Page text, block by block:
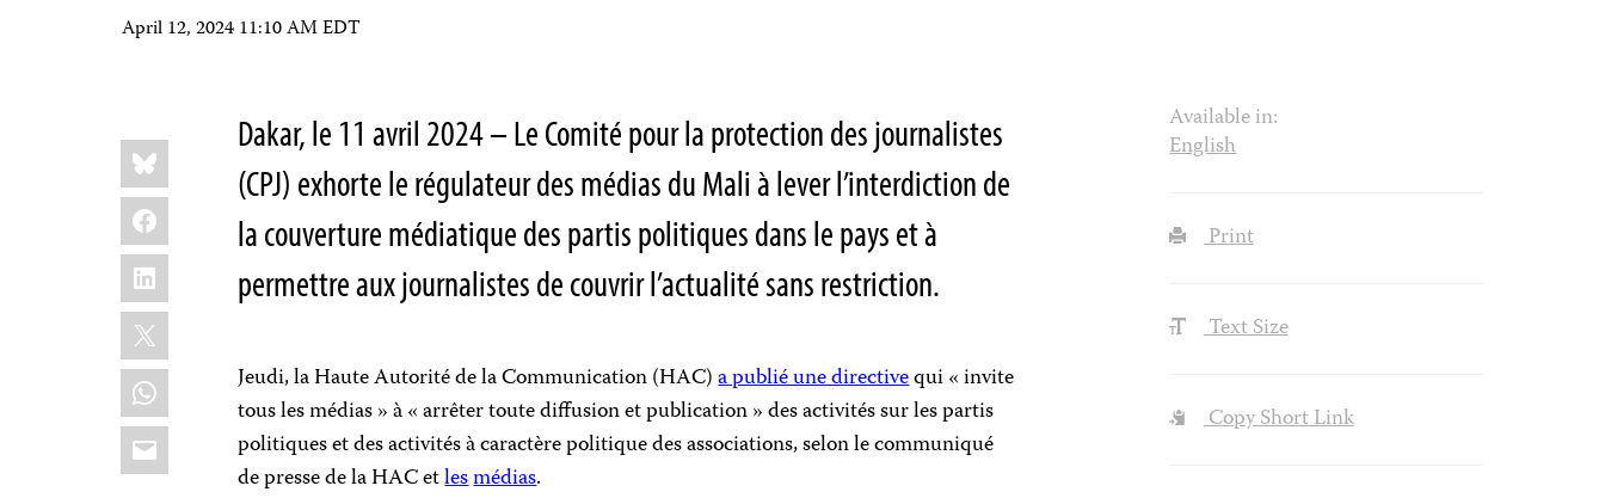
April 12, 2024 11:10 AM EDT
Share
this:
Bluesky
Facebook
LinkedIn
X
WhatsApp
Email
Dakar, le 11 avril 2024 – Le Comité pour la protection des journalistes
(CPJ) exhorte le régulateur des médias du Mali à lever l’interdiction de
la couverture médiatique des partis politiques dans le pays et à
permettre aux journalistes de couvrir l’actualité sans restriction.
Jeudi, la Haute Autorité de la Communication (HAC)a publié une directivequi « invite
tous les médias » à « arrêter toute diffusion et publication » des activités sur les partis
politiques et des activités à caractère politique des associations, selon le communiqué
de presse de la HAC etlesmédias.
Available in:
English
Print
Text Size
Copy Short Link